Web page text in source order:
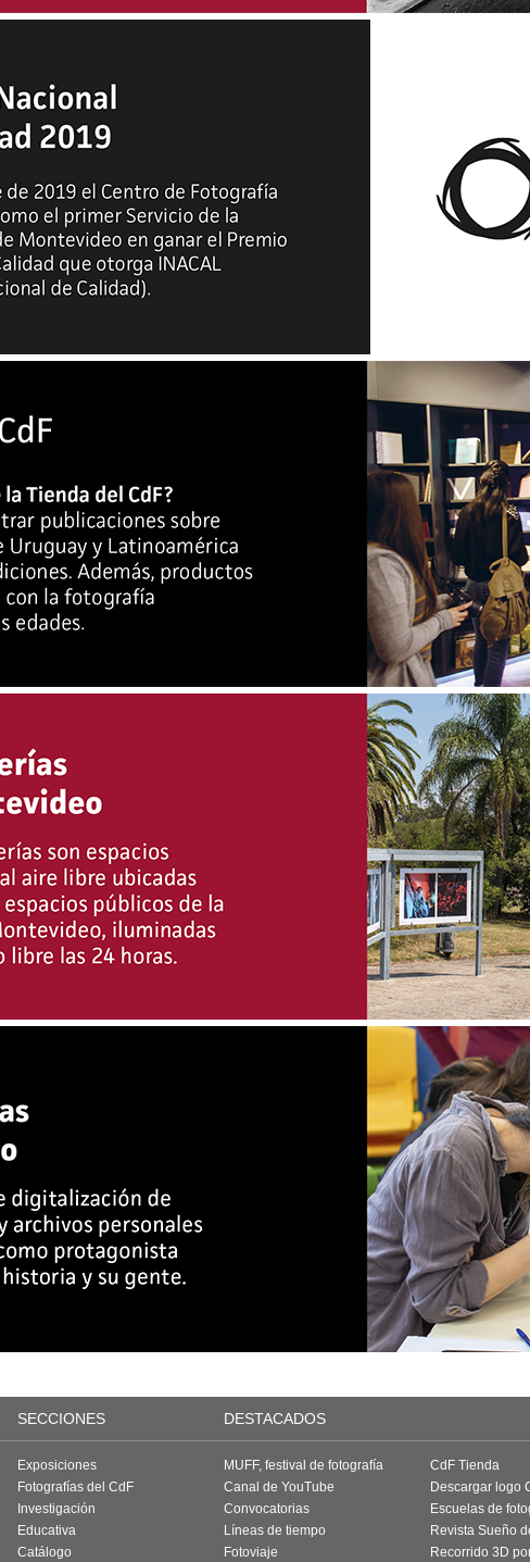
SECCIONES DESTACADOS
Exposiciones
Fotografías del CdF
Investigación
Educativa
Catálogo
MUFF, festival de fotografía
Canal de YouTube
Convocatorias
Líneas de tiempo
Fotoviaje
CdF Tienda
Descargar logo
Escuelas de
Revista Sueño
Recorrido 3D